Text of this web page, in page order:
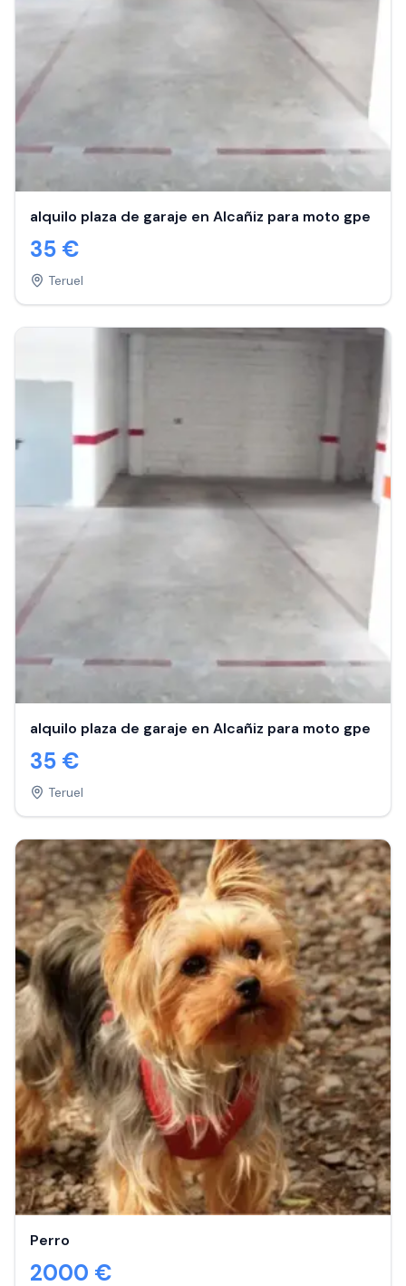
alquilo plaza de garaje en Alcañiz para moto gpe
35 €
Teruel
alquilo plaza de garaje en Alcañiz para moto gpe
35 €
Teruel
Perro
2000 €